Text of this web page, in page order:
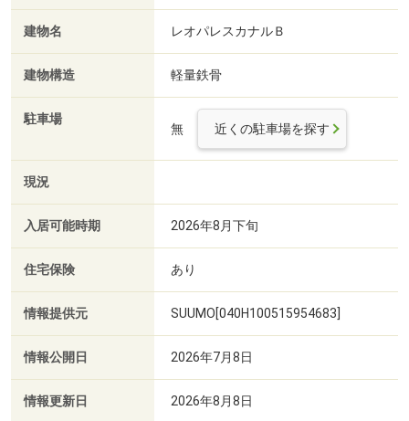
建物名 レオパレスカナルＢ
建物構造 軽量鉄骨
駐車場
無 近くの駐車場を探す
現況
入居可能時期 2026年8月下旬
住宅保険 あり
情報提供元 SUUMO[040H100515954683]
情報公開日 2026年7月8日
情報更新日 2026年8月8日